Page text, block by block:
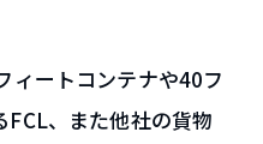
いて
ィートコンテナや40フ
、また他社の貨物